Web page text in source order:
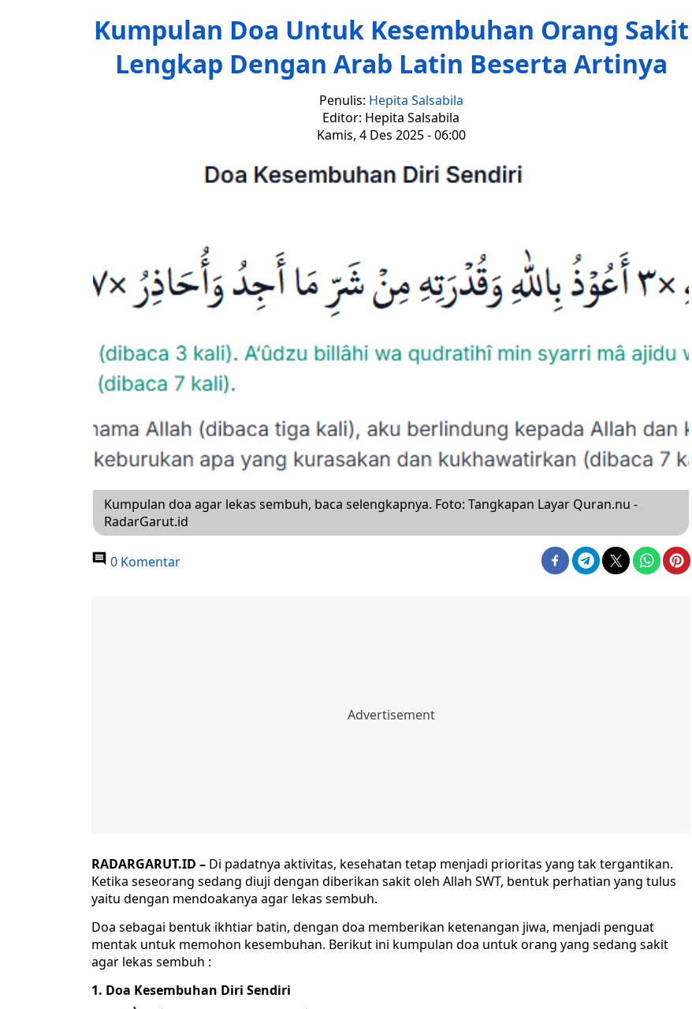
Kumpulan Doa Untuk Kesembuhan Orang Sakit
Lengkap Dengan Arab Latin Beserta Artinya
Penulis: Hepita Salsabila
Editor: Hepita Salsabila
Kamis, 4 Des 2025 - 06:00
Kumpulan doa agar lekas sembuh, baca selengkapnya. Foto: Tangkapan Layar Quran.nu -
RadarGarut.id
0 Komentar
RADARGARUT.ID – Di padatnya aktivitas, kesehatan tetap menjadi prioritas yang tak tergantikan.
Ketika seseorang sedang diuji dengan diberikan sakit oleh Allah SWT, bentuk perhatian yang tulus
yaitu dengan mendoakanya agar lekas sembuh.
Doa sebagai bentuk ikhtiar batin, dengan doa memberikan ketenangan jiwa, menjadi penguat
mentak untuk memohon kesembuhan. Berikut ini kumpulan doa untuk orang yang sedang sakit
agar lekas sembuh :
1. Doa Kesembuhan Diri Sendiri